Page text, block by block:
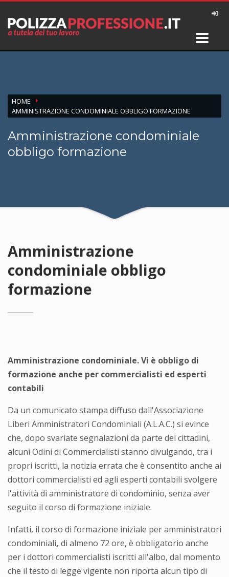
HOME
AMMINISTRAZIONE CONDOMINIALE OBBLIGO FORMAZIONE
Amministrazione condominiale
obbligo formazione
Amministrazione
condominiale obbligo
formazione
Amministrazione condominiale. Vi è obbligo di
formazione anche per commercialisti ed esperti
contabili
Da un comunicato stampa diffuso dall'Associazione
Liberi Amministratori Condominiali (A.L.A.C.) si evince
che, dopo svariate segnalazioni da parte dei cittadini,
alcuni Odini di Commercialisti stanno divulgando, tra i
propri iscritti, la notizia errata che è consentito anche ai
dottori commercialisti ed agli esperti contabili svolgere
l'attività di amministratore di condominio, senza aver
seguito il corso di formazione iniziale.
Infatti, il corso di formazione iniziale per amministratori
condominiali, di almeno 72 ore, è obbligatorio anche
per i dottori commercialisti iscritti all'albo, dal momento
che il testo di legge vigente non riporta alcun tipo di